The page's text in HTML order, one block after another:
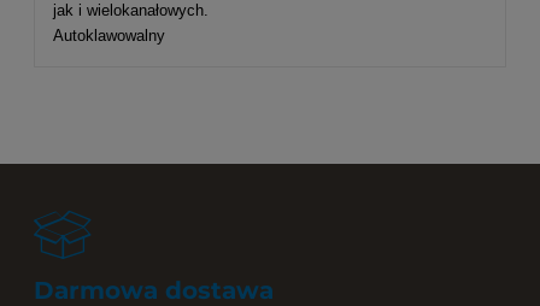
jak i wielokanałowych.
Autoklawowalny
Darmowa dostawa